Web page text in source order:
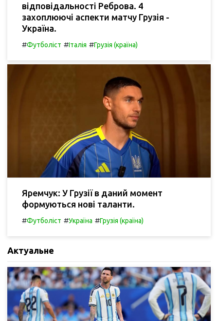
відповідальності Реброва. 4
захоплюючі аспекти матчу Грузія -
Україна.
#Футболіст #Італія #Грузія (країна)
Яремчук: У Грузії в даний момент
формуються нові таланти.
#Футболіст #Україна #Грузія (країна)
Актуальне